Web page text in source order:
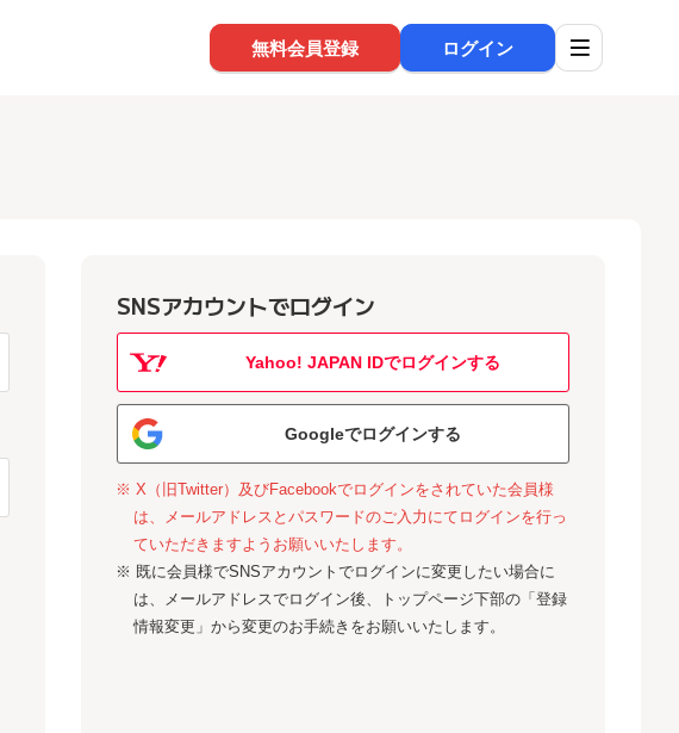
無料会員登録 ログイン
SNSアカウントでログイン
Yahoo! JAPAN IDでログインする
Googleでログインする
※ X（旧Twitter）及びFacebookでログインをされていた会員様
は、メールアドレスとパスワードのご入力にてログインを行っ
ていただきますようお願いいたします。
※ 既に会員様でSNSアカウントでログインに変更したい場合に
は、メールアドレスでログイン後、トップページ下部の「登録
情報変更」から変更のお手続きをお願いいたします。